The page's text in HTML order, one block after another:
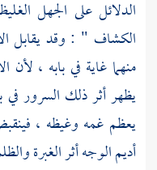
الدلائل على الجهل
الكشاف " : وقد يقابل
منهما غاية في بابه ،
يظهر أثر ذلك السرور
يعظم غمه وغيظه ،
أديم الوجه أثر الغبرة